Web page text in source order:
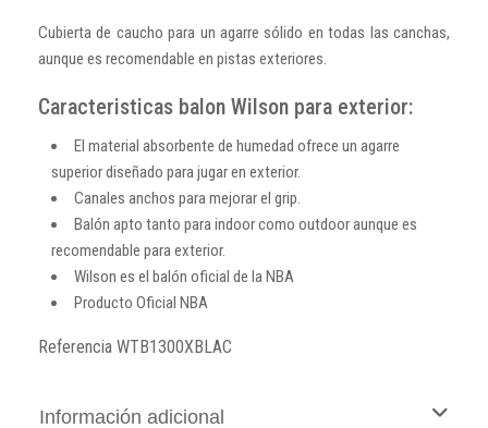
Cubierta de caucho para un agarre sólido en todas las canchas,
aunque es recomendable en pistas exteriores.
Caracteristicas balon Wilson para exterior:
El material absorbente de humedad ofrece un agarre
superior diseñado para jugar en exterior.
Canales anchos para mejorar el grip.
Balón apto tanto para indoor como outdoor aunque es
recomendable para exterior.
Wilson es el balón oficial de la NBA
Producto Oficial NBA
Referencia WTB1300XBLAC
Información adicional